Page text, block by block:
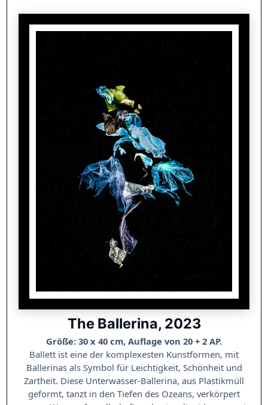
The Ballerina, 2023
Größe: 30 x 40 cm, Auflage von 20 + 2 AP.
Ballett ist eine der komplexesten Kunstformen, mit
Ballerinas als Symbol für Leichtigkeit, Schönheit und
Zartheit. Diese Unterwasser-Ballerina, aus Plastikmüll
geformt, tanzt in den Tiefen des Ozeans, verkörpert